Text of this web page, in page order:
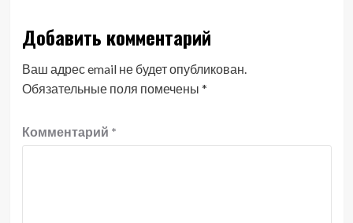
Добавить комментарий
Ваш адрес email не будет опубликован.
Обязательные поля помечены *
Комментарий *